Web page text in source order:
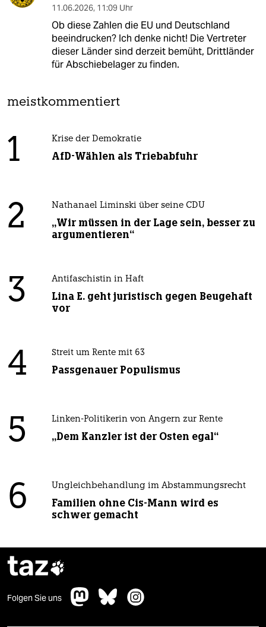
11.06.2026, 11:09 Uhr
Ob diese Zahlen die EU und Deutschland
beeindrucken? Ich denke nicht! Die Vertreter
dieser Länder sind derzeit bemüht, Drittländer
für Abschiebelager zu finden.
meistkommentiert
1 Krise der Demokratie
AfD-Wählen als Triebabfuhr
2 Nathanael Liminski über seine CDU
„Wir müssen in der Lage sein, besser zu
argumentieren“
3 Antifaschistin in Haft
Lina E. geht juristisch gegen Beugehaft
vor
4 Streit um Rente mit 63
Passgenauer Populismus
5 Linken-Politikerin von Angern zur Rente
„Dem Kanzler ist der Osten egal“
6 Ungleichbehandlung im Abstammungsrecht
Familien ohne Cis-Mann wird es
schwer gemacht
taz
Folgen Sie uns